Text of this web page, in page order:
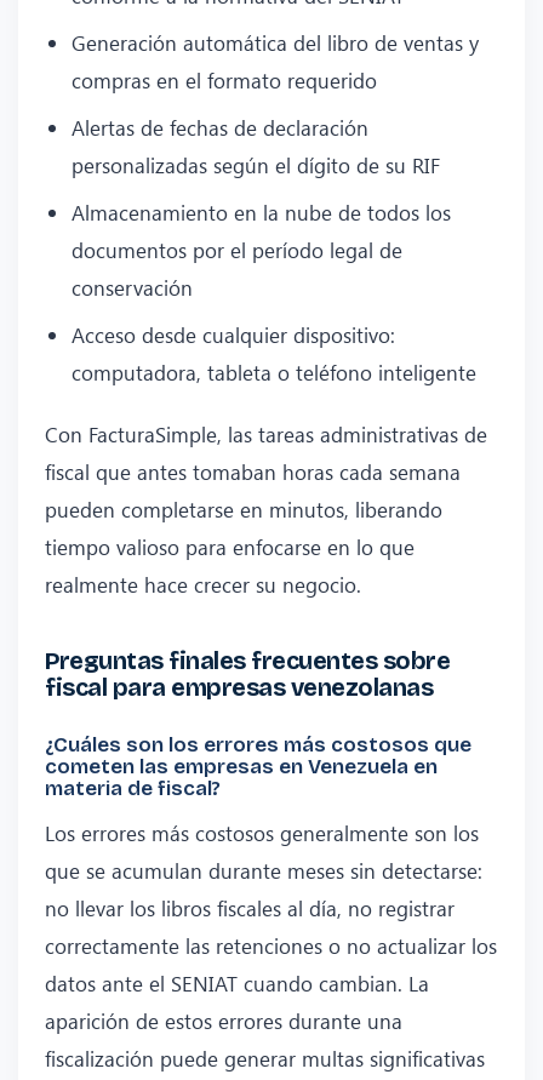
Generación automática del libro de ventas y
compras en el formato requerido
Alertas de fechas de declaración
personalizadas según el dígito de su RIF
Almacenamiento en la nube de todos los
documentos por el período legal de
conservación
Acceso desde cualquier dispositivo:
computadora, tableta o teléfono inteligente
Con FacturaSimple, las tareas administrativas de
fiscal que antes tomaban horas cada semana
pueden completarse en minutos, liberando
tiempo valioso para enfocarse en lo que
realmente hace crecer su negocio.
Preguntas finales frecuentes sobre
fiscal para empresas venezolanas
¿Cuáles son los errores más costosos que
cometen las empresas en Venezuela en
materia de fiscal?
Los errores más costosos generalmente son los
que se acumulan durante meses sin detectarse:
no llevar los libros fiscales al día, no registrar
correctamente las retenciones o no actualizar los
datos ante el SENIAT cuando cambian. La
aparición de estos errores durante una
fiscalización puede generar multas significativas